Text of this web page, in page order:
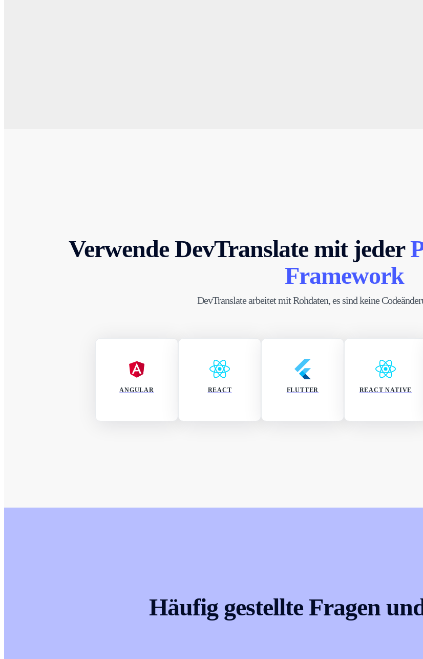
Verwende DevTranslate mit jeder
Framework
DevTranslate arbeitet mit Rohdaten, es sind keine
ANGULAR REACT FLUTTER REACT NATIVE
Häufig gestellte Fragen